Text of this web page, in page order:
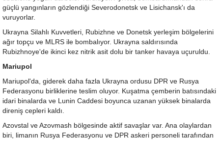
güçlü yangınların gözlendiği Severodonetsk ve Lisichansk'ı da
vuruyorlar.
Ukrayna Silahlı Kuvvetleri, Rubizhne ve Donetsk yerleşim bölgelerini
ağır topçu ve MLRS ile bombalıyor. Ukrayna saldırısında
Rubizhnoye'de ikinci kez nitrik asit dolu bir tanker havaya uçuruldu.
Mariupol
Mariupol'da, giderek daha fazla Ukrayna ordusu DPR ve Rusya
Federasyonu birliklerine teslim oluyor. Kuşatma çemberin batısındaki
idari binalarda ve Lunin Caddesi boyunca uzanan yüksek binalarda
direniş cepleri kaldı.
Azovstal ve Azovmash bölgesinde aktif savaşlar var. Ana olaylardan
biri, limanın Rusya Federasyonu ve DPR askeri personeli tarafından